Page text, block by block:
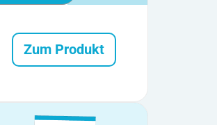
Zum Produkt